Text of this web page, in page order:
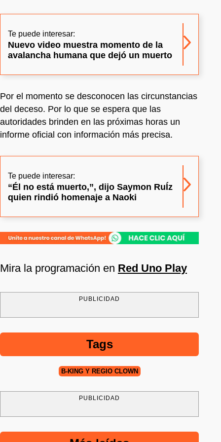
Te puede interesar:
Nuevo video muestra momento de la
avalancha humana que dejó un muerto
Por el momento se desconocen las circunstancias
del deceso. Por lo que se espera que las
autoridades brinden en las próximas horas un
informe oficial con información más precisa.
Te puede interesar:
“Él no está muerto,”, dijo Saymon RuÍz
quien rindió homenaje a Naoki
Mira la programación en Red Uno Play
PUBLICIDAD
Tags
B-KING Y REGIO CLOWN
PUBLICIDAD